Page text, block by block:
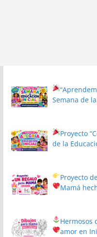
Semana de
Proyecto
de la
Proyecto
Mamá
Hermosos
amor en